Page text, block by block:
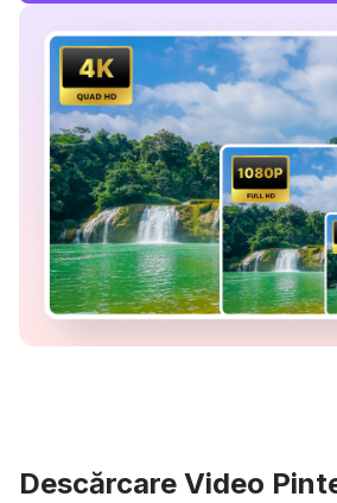
Descărcare Video